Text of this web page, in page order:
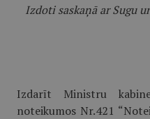
Izdoti saskaņā ar Sugu
Izdarīt Ministru
noteikumos Nr.421